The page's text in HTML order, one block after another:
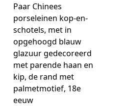
Paar Chinees
porseleinen kop-en-
schotels, met in
opgehoogd blauw
glazuur gedecoreerd
met parende haan en
kip, de rand met
palmetmotief, 18e
eeuw